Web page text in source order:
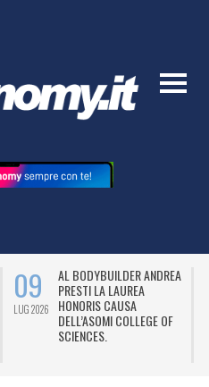
09
LUG 2026
AL BODYBUILDER ANDREA
PRESTI LA LAUREA
HONORIS CAUSA
DELL’ASOMI COLLEGE OF
SCIENCES.